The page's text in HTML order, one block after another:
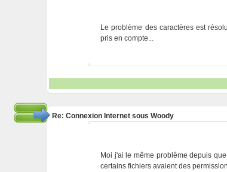
Le problème des caractères est
pris en compte...
Re: Connexion Internet sous Woody
Moi j'ai le même problême depuis
certains fichiers avaient des